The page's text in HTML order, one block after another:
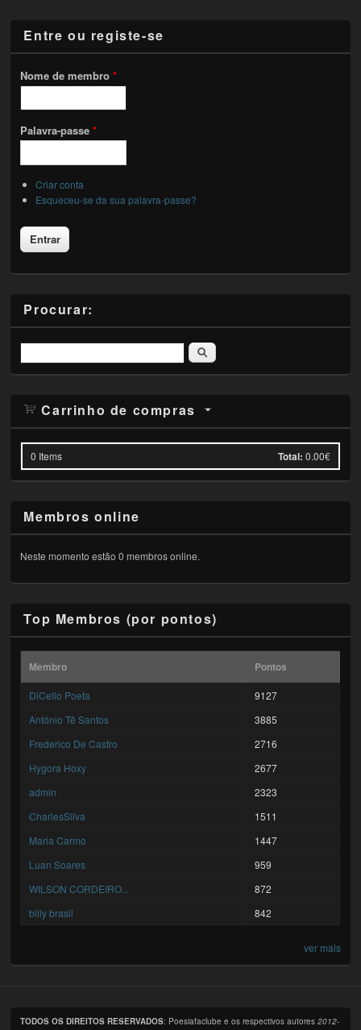
Entre ou registe-se
Nome de membro*
Palavra-passe*
Criar conta
Esqueceu-se da sua palavra-passe?
Procurar:
Pesquisar
Carrinho de compras
0 Items Total: 0.00€
Membros online
Neste momento estão 0 membros online.
Top Membros (por pontos)
Membro Pontos
DiCello Poeta
9127
António Tê Santos
3885
Frederico De Castro
2716
Hygora Hoxy
2677
admin
2323
CharlesSilva
1511
Maria Carmo
1447
Luan Soares
959
WILSON CORDEIRO...
872
billy brasil
842
ver mais
TODOS OS DIREITOS RESERVADOS: Poesiafaclube e os respectivos autores2012-